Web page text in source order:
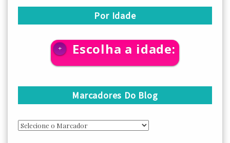
Por Idade
+ Escolha a idade:
Marcadores Do Blog